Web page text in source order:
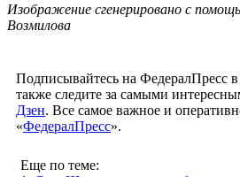
Изображение сгенерировано с
Возмилова
Подписывайтесь на ФедералПресс в
также следите за самыми
Дзен. Все самое важное и
«ФедералПресс».
Еще по теме: